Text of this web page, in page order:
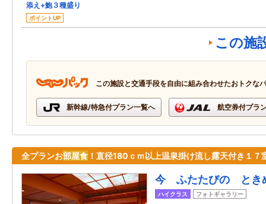
添え+鮑３種盛り
ポイントUP
この施
この施設と交通手段を自由に組み合わせたおトクな
新幹線/特急付プラン一覧へ 航空券付プラ
全プランお部屋食 ！直径180ｃｍ以上温泉掛け流し露天付き１７
今 ふたたびの と
ハイクラス フォトギャラリー